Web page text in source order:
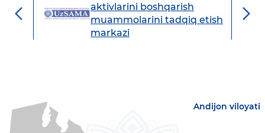
aktivlarini boshqarish
muammolarini tadqiq etish
markazi
Andijon viloyati